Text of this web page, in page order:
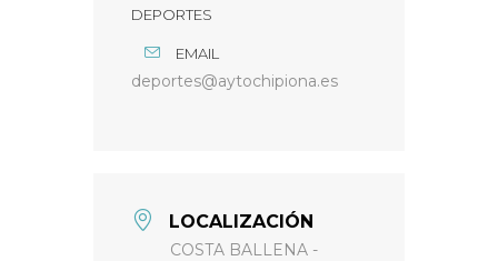
DEPORTES
EMAIL
deportes@aytochipiona.es
LOCALIZACIÓN
COSTA BALLENA -